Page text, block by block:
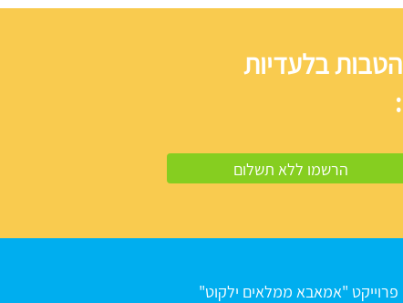
בלעדיות
פרוייקט "אמאבא ממלאים ילקוט"